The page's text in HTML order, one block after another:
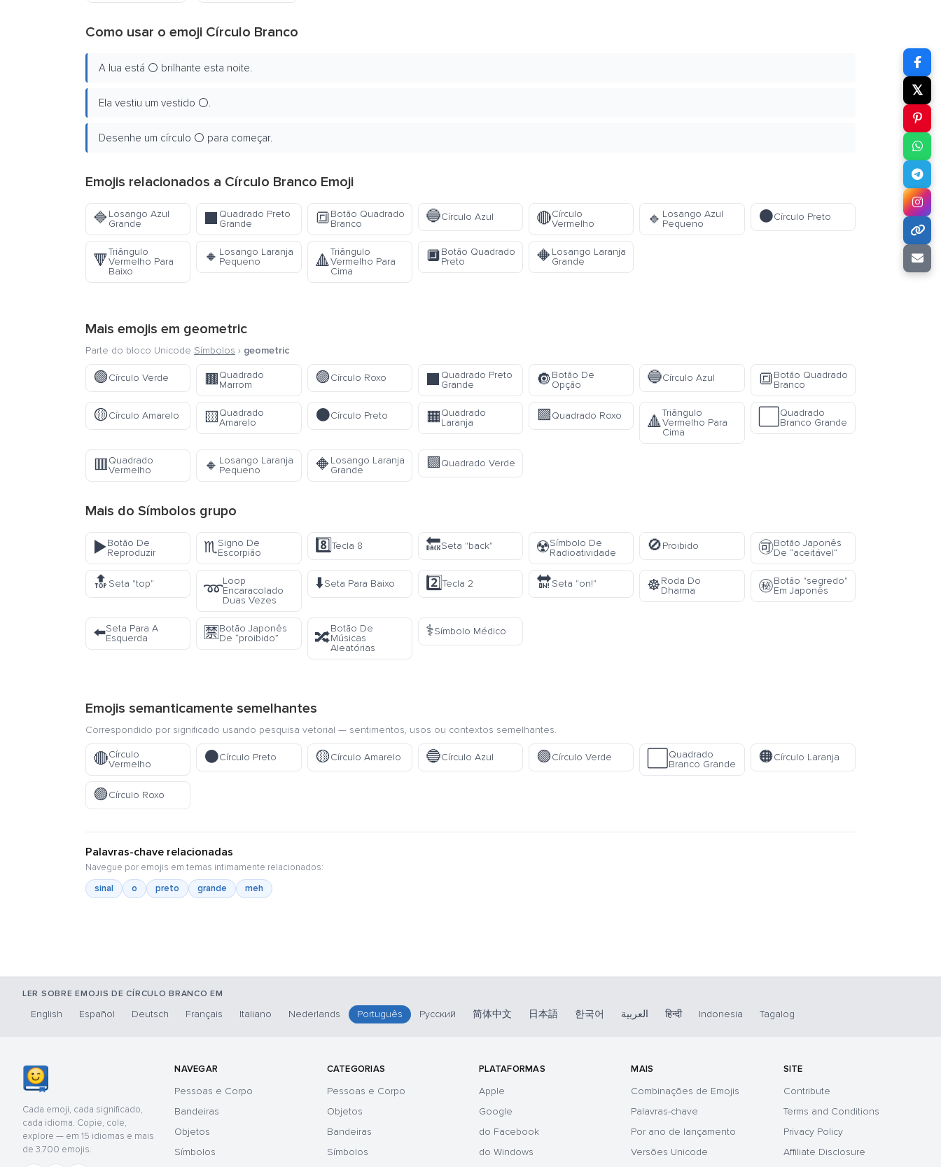
Como usar o emoji Círculo Branco
A lua está ⚪ brilhante esta noite.
Ela vestiu um vestido ⚪.
Desenhe um círculo ⚪ para começar.
Emojis relacionados a Círculo Branco Emoji
🔷Losango Azul
Grande
Quadrado Preto
Grande
🔳Botão Quadrado
Branco
🔵Círculo Azul 🔴Círculo
Vermelho
🔹 Losango Azul
Pequeno
⚫Círculo Preto
🔻
Triângulo
Vermelho Para
Baixo
🔸 Losango Laranja
Pequeno
🔺
Triângulo
Vermelho Para
Cima
🔲Botão Quadrado
Preto
🔶Losango Laranja
Grande
Mais emojis em geometric
Parte do bloco Unicode Símbolos › geometric
🟢Círculo Verde 🟫Quadrado
Marrom
🟣Círculo Roxo
Quadrado Preto
Grande
🔘Botão De
Opção
🔵Círculo Azul 🔳Botão Quadrado
Branco
🟡Círculo Amarelo 🟨Quadrado
Amarelo
⚫Círculo Preto 🟧Quadrado
Laranja
🟪Quadrado Roxo 🔺
Triângulo
Vermelho Para
Cima
Quadrado
Branco Grande
🟥Quadrado
Vermelho
🔸 Losango Laranja
Pequeno
🔶Losango Laranja
Grande
🟩Quadrado Verde
Mais do Símbolos grupo
▶️Botão De
Reproduzir
♏Signo De
Escorpião
8️⃣Tecla 8 🔙Seta "back" ☢️Símbolo De
Radioatividade
🚫Proibido 🉑Botão Japonês
De “aceitável”
🔝Seta "top" ➿
Loop
Encaracolado
Duas Vezes
⬇️Seta Para Baixo 2️⃣Tecla 2 🔛Seta "on!" ☸️Roda Do
Dharma
㊙️Botão "segredo"
Em Japonês
⬅️Seta Para A
Esquerda
🈲 Botão Japonês
De “proibido”
🔀
Botão De
Músicas
Aleatórias
⚕️Símbolo Médico
Emojis semanticamente semelhantes
Correspondido por significado usando pesquisa vetorial — sentimentos, usos ou contextos semelhantes.
🔴Círculo
Vermelho
⚫Círculo Preto 🟡Círculo Amarelo 🔵Círculo Azul 🟢Círculo Verde
Quadrado
Branco Grande
🟠Círculo Laranja
🟣Círculo Roxo
Palavras-chave relacionadas
Navegue por emojis em temas intimamente relacionados:
sinal
o preto grande meh
𝕏
LER SOBRE EMOJIS DE CÍRCULO BRANCO EM
English Español Deutsch Français Italiano Nederlands Português Русский 简体中文 日本語 한국어 العربية हिन्दी Indonesia Tagalog
Cada emoji, cada significado,
cada idioma. Copie, cole,
explore — em 15 idiomas e mais
de 3.700 emojis.
NAVEGAR
Pessoas e Corpo
Bandeiras
Objetos
Símbolos
CATEGORIAS
Pessoas e Corpo
Objetos
Bandeiras
Símbolos
PLATAFORMAS
Apple
Google
do Facebook
do Windows
MAIS
Combinações de Emojis
Palavras-chave
Por ano de lançamento
Versões Unicode
SITE
Contribute
Terms and Conditions
Privacy Policy
Affiliate Disclosure